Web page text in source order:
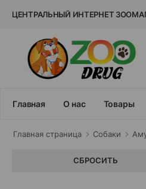
ЦЕНТРАЛЬНЫЙ ИНТЕРНЕТ
Главная О нас Товары
Главная cтраница Собаки
СБРОСИТЬ